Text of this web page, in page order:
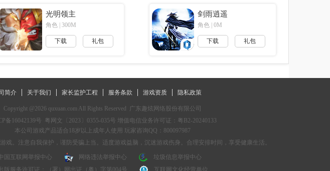
光明领主
角色 | 300M
下载 礼包
剑雨逍遥
角色 | 0M
下载 礼包
简介 关于我们 家长监护工程 服务条款 游戏资质 隐私政策
Copyright @2026 quxuan.com All Rights Reserved
广东趣炫网络股份有限公司
备16042139号
粤网文〔2023〕0355-035号
本公司游戏产品适合18岁以上成年人使用 玩家咨询QQ：800097987
戏。注意自我保护，谨防受骗上当。 适度游戏益脑，沉迷游戏伤身。合理安排时间，享受健康生活。
国互联网举报中心 网络违法举报中心
垃圾信息举报中心
版服务许可证：（署）网出证（粤）字第004号
互联网文化经营单位